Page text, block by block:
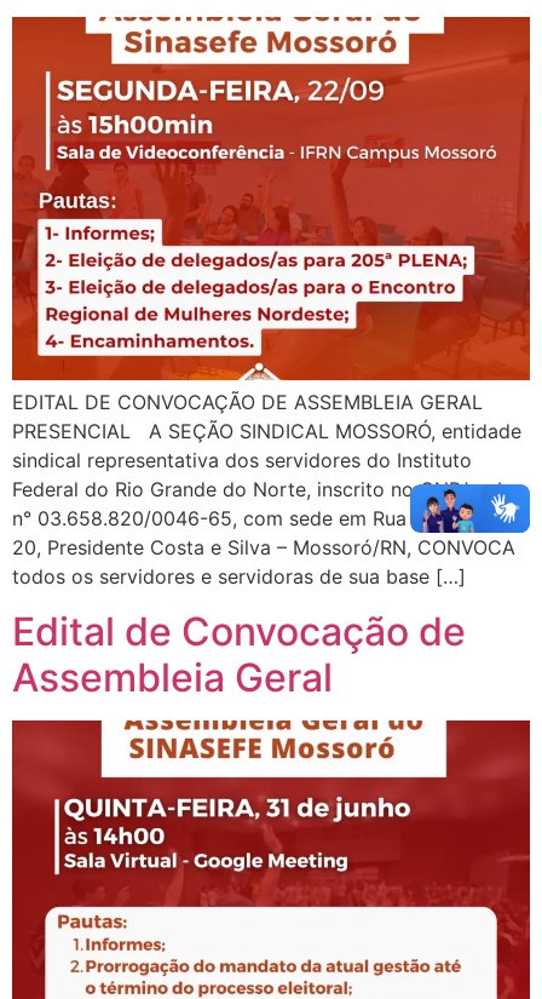
EDITAL DE CONVOCAÇÃO DE ASSEMBLEIA GERAL
PRESENCIAL A SEÇÃO SINDICAL MOSSORÓ, entidade
sindical representativa dos servidores do Instituto
Federal do Rio Grande do Norte, inscrito no CNPJ sob o
n° 03.658.820/0046-65, com sede em Rua do Ipês, n°
20, Presidente Costa e Silva – Mossoró/RN, CONVOCA
todos os servidores e servidoras de sua base […]
Edital de Convocação de
Assembleia Geral